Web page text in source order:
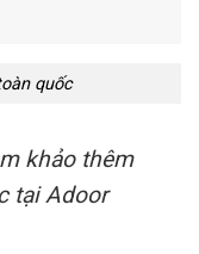
quốc
khảo thêm
tại Adoor